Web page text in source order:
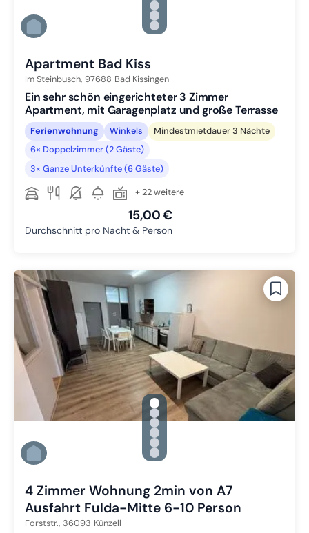
Zu Slide 3 wechseln
Zu Slide 4 wechseln
Zu Slide 5 wechseln
Zu Slide 6 wechseln
Apartment Bad Kiss
Im Steinbusch, 97688 Bad Kissingen
Ein sehr schön eingerichteter 3 Zimmer
Apartment, mit Garagenplatz und große Terrasse
Ferienwohnung Winkels
Mindestmietdauer 3 Nächte
6× Doppelzimmer (2 Gäste)
3× Ganze Unterkünfte (6 Gäste)
+ 22 weitere
15,00 €
Durchschnitt pro Nacht & Person
gallery.slide_selector
Zu Slide 1 wechseln
Zu Slide 2 wechseln
Zu Slide 3 wechseln
Zu Slide 4 wechseln
Zu Slide 5 wechseln
Zu Slide 6 wechseln
4 Zimmer Wohnung 2min von A7
Ausfahrt Fulda-Mitte 6-10 Person
Forststr., 36093 Künzell